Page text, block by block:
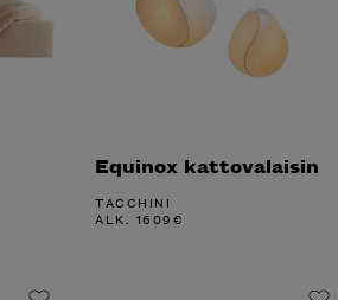
Equinox kattovalaisin
TACCHINI
ALK. 1609€